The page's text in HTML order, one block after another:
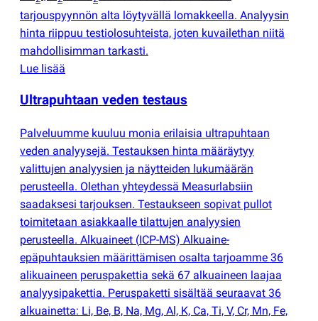
tarjouspyynnön alta löytyvällä lomakkeella. Analyysin
hinta riippuu testiolosuhteista, joten kuvailethan niitä
mahdollisimman tarkasti.
Lue lisää
Ultrapuhtaan veden testaus
Palveluumme kuuluu monia erilaisia ultrapuhtaan
veden analyysejä. Testauksen hinta määräytyy
valittujen analyysien ja näytteiden lukumäärän
perusteella. Olethan yhteydessä Measurlabsiin
saadaksesi tarjouksen. Testaukseen sopivat pullot
toimitetaan asiakkaalle tilattujen analyysien
perusteella. Alkuaineet (ICP-MS) Alkuaine-
epäpuhtauksien määrittämisen osalta tarjoamme 36
alikuaineen peruspakettia sekä 67 alkuaineen laajaa
analyysipakettia. Peruspaketti sisältää seuraavat 36
alkuainetta: Li, Be, B, Na, Mg, Al, K, Ca, Ti, V, Cr, Mn, Fe,